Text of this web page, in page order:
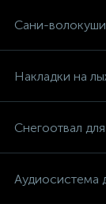
Сани-
Накладки на
Снегоотвал
Аудиосистема